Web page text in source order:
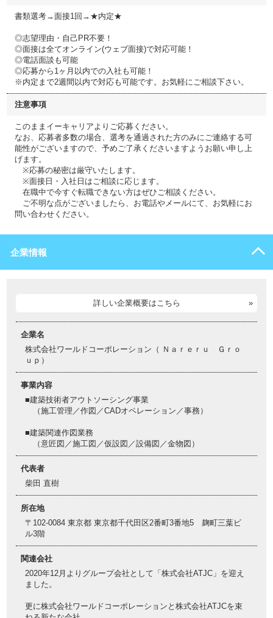
書類選考→面接1回→★内定★
◎志望理由・自己PR不要！
◎面接は全てオンライン(ウェブ面接)で対応可能！
◎電話面談も可能
◎応募から1ヶ月以内での入社も可能！
※内定まで2週間以内で対応も可能です。お気軽にご相談下さい。
注意事項
このままイーキャリアよりご応募ください。
なお、応募者多数の場合、選考を通過された方のみにご連絡する可
能性がございますので、予めご了承くださいますようお願い申し上
げます。
※応募の秘密は厳守いたします。
※面接日・入社日はご相談に応じます。
在職中で今すぐ転職できない方はぜひご相談ください。
ご不明な点がございましたら、お電話やメールにて、お気軽にお
問い合わせください。
企業情報
詳しい企業概要はこちら
企業名
株式会社ワールドコーポレーション（ Ｎａｒｅｒｕ Ｇｒｏ
ｕｐ）
事業内容
■建築技術者アウトソーシング事業
（施工管理／作図／CADオペレーション／事務）
■建築関連作図業務
（意匠図／施工図／仮設図／設備図／金物図）
代表者
柴田 直樹
所在地
〒102-0084 東京都 東京都千代田区2番町3番地5 麹町三葉ビ
ル3階
関連会社
2020年12月よりグループ会社として「株式会社ATJC」を迎え
ました。
更に株式会社ワールドコーポレーションと株式会社ATJCを束